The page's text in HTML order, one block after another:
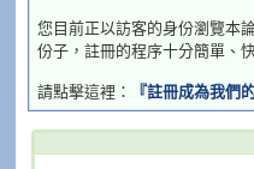
您目前正以訪客的身份瀏覽本
份子，註冊的程序十分簡單、
請點擊這裡： 『註冊成為我們